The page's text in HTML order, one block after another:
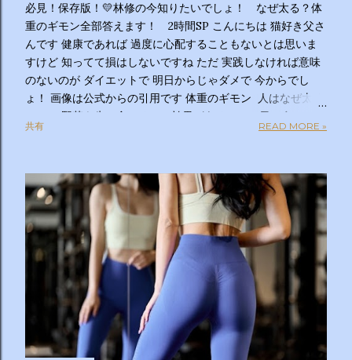
必見！保存版！💛林修の今知りたいでしょ！ なぜ太る？体
重のギモン全部答えます！ 2時間SP こんにちは 猫好き父さ
んです 健康であれば 過度に心配することもないとは思いま
すけど 知ってて損はしないですね ただ 実践しなければ意味
のないのが ダイエットで 明日からじゃダメで 今からでし
ょ！ 画像は公式からの引用です 体重のギモン 人はなぜ太る
のか？ 野菜を先に食べるのは効果があるの？１日２食と３
食、どっちが太らない？「太りやすい人」と「太りにくい
はなぜ？甘いものを我慢できない…どうすれば？ぽっこりお
腹、どうすれば凹む？「フェイスライン」はすっきりさせら
れる？ラクして太りにくい体になる方法は？私の理想体重っ
て何キロ？体重のギモン全部答えます！２時間ＳＰ ◇出演
者 【ＭＣ】林修 【副担任】斎藤ちはる（テレビ朝日アナ
ウンサー）【学級委員長】バカリズム 【学友】伊沢拓司
【ゲスト学友】名取裕子 島崎和歌子 宮世琉弥 伊集院光
【講師】小田原雅人 東京医科大学病院客員教授 加
藤俊徳 加藤プラチナクリニック院長 脳の学校 代
表 森谷敏夫 京都大学名誉教授 郷間光正
運動器認定理学療法士 ◇おしらせ ※２０：２５〜２
共有 READ MORE »